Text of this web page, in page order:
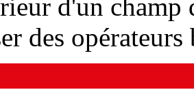
d'un champ
des opérateurs